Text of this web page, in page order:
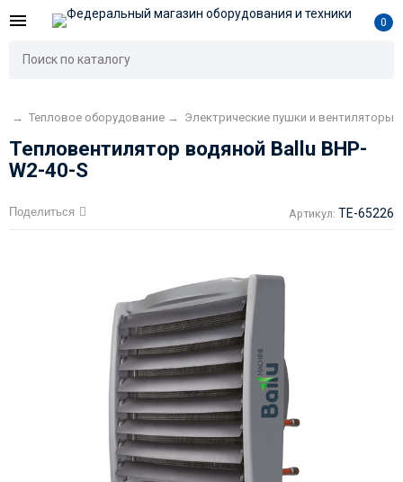
0
→ Тепловое оборудование → Электрические пушки и вентиляторы
Тепловентилятор водяной Ballu BHP-
W2-40-S
Поделиться Артикул: TE-65226